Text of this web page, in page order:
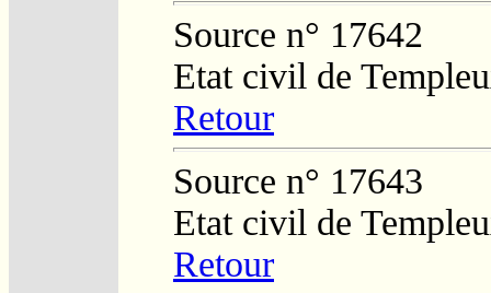
Source n° 17642
Etat civil de
Retour
Source n° 17643
Etat civil de
Retour